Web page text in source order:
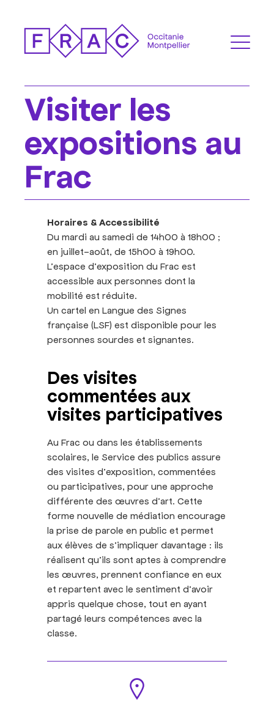
Visiter les
expositions au
Frac
Horaires & Accessibilité
Du mardi au samedi de 14h00 à 18h00 ;
en juillet-août, de 15h00 à 19h00.
L’espace d’exposition du Frac est
accessible aux personnes dont la
mobilité est réduite.
Un cartel en Langue des Signes
française (LSF) est disponible pour les
personnes sourdes et signantes.
Des visites
commentées aux
visites participatives
Au Frac ou dans les établissements
scolaires, le Service des publics assure
des visites d’exposition, commentées
ou participatives, pour une approche
différente des œuvres d’art. Cette
forme nouvelle de médiation encourage
la prise de parole en public et permet
aux élèves de s’impliquer davantage : ils
réalisent qu’ils sont aptes à comprendre
les œuvres, prennent confiance en eux
et repartent avec le sentiment d’avoir
appris quelque chose, tout en ayant
partagé leurs compétences avec la
classe.